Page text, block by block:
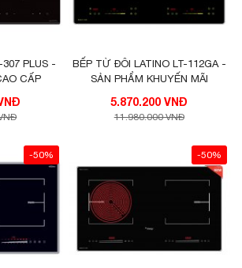
PLUS -
CẤP
VNĐ
BẾP TỪ ĐÔI LATINO LT-112GA -
SẢN PHẨM KHUYẾN MÃI
5.870.200 VNĐ
11.980.000 VNĐ
-50% -50%